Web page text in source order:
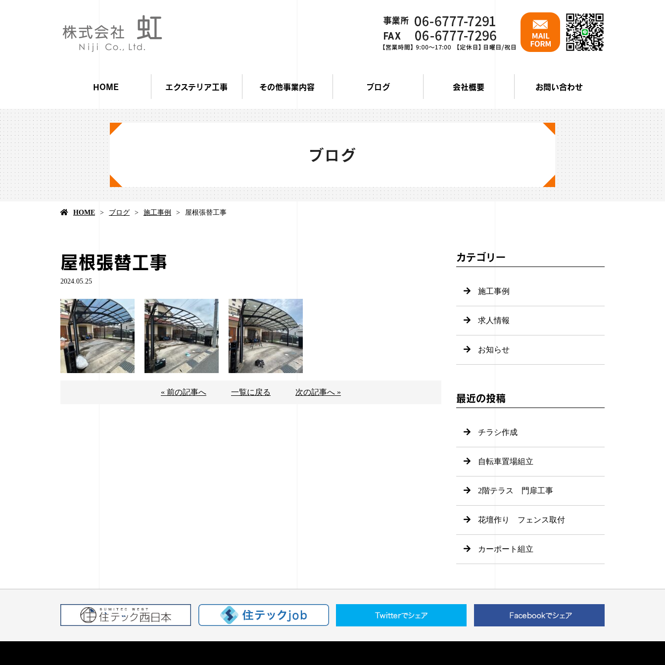
HOME エクステリア工事 その他事業内容 ブログ 会社概要 お問い合わせ
ブログ
HOME ブログ 施工事例 屋根張替工事
屋根張替工事
2024.05.25
« 前の記事へ 一覧に戻る 次の記事へ »
カテゴリー
施工事例
求人情報
お知らせ
最近の投稿
チラシ作成
自転車置場組立
2階テラス 門扉工事
花壇作り フェンス取付
カーポート組立